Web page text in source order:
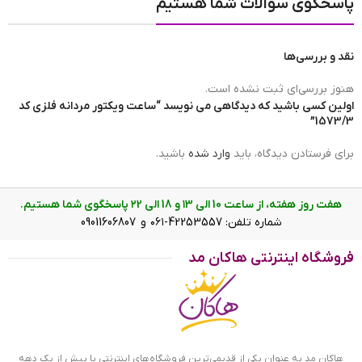
مبدا برند ساعت
رنگ صفحه
ساعت ویکتور مردانه فلزی کد 1573/3
ویژگی ساعت ویکتور مردانه فلزی کد
نقد و بررسی‌ها
هنوز بررسی‌ای ثبت نشده است.
اولین کسی باشید که دیدگاهی می نویسد “ساعت ویکتور مردانه فلزی کد
1573/3”
برای فرستادن دیدگاه، باید وارد شده باشید.
هفت روز هفته، از ساعت 10 الی ۱3 و 18 الی ۲2 پاسخگوی شما هستیم.
شماره تلفن: 42253557-۰۶۱ و 09011606807
فروشگاه اینترنتی هاکان مد
هاکان مد به عنوان یکی از قدیمی‌ترین فروشگاه‌های اینترنتی با بیش از یک دهه